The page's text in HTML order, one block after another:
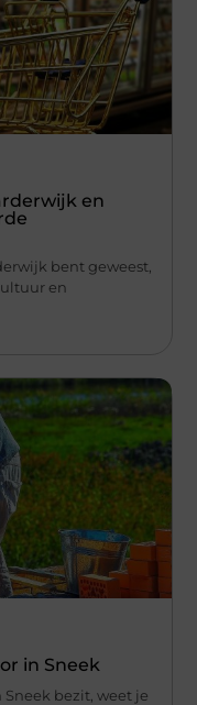
en
bent geweest,
en
in Sneek
bezit, weet je